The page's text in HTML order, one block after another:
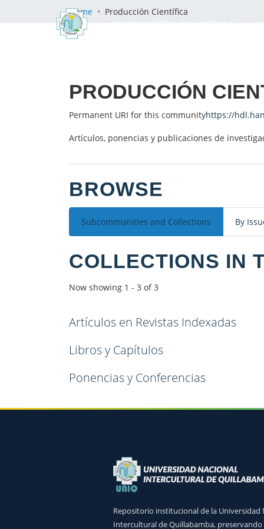
Home Producción Científica
PRODUCCIÓN
Permanent URI for this communityhttps://
Artículos, ponencias y publicaciones de
BROWSE
Subcommunities and Collections By
COLLECTIONS IN
Now showing 1 - 3 of 3
Artículos en Revistas Indexadas
Libros y Capítulos
Ponencias y Conferencias
Repositorio institucional de la Universidad
Intercultural de Quillabamba,